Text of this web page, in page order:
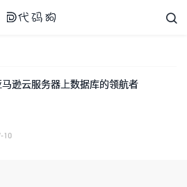
 
马逊云服务器上数据库的领航者
10